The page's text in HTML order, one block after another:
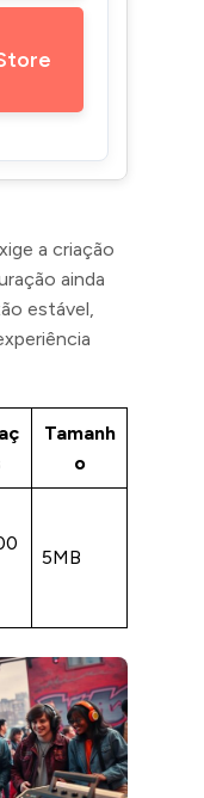
a criação
ainda
estável,
Tamanh
o
5MB